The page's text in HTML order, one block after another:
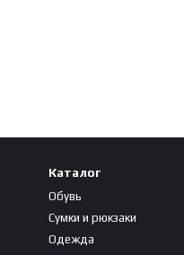
Каталог
Обувь
Сумки и рюкзаки
Одежда